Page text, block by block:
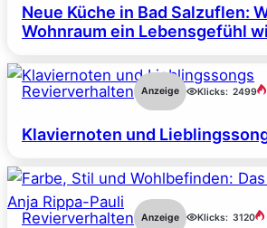
Neue Küche in Bad Salzuflen:
Wohnraum ein Lebensgefühl
Revierverhalten Anzeige Klicks: 2499
Klaviernoten und
Revierverhalten Anzeige Klicks: 3120